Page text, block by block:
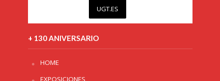
UGT.ES
+ 130 ANIVERSARIO
HOME
EXPOSICIONES